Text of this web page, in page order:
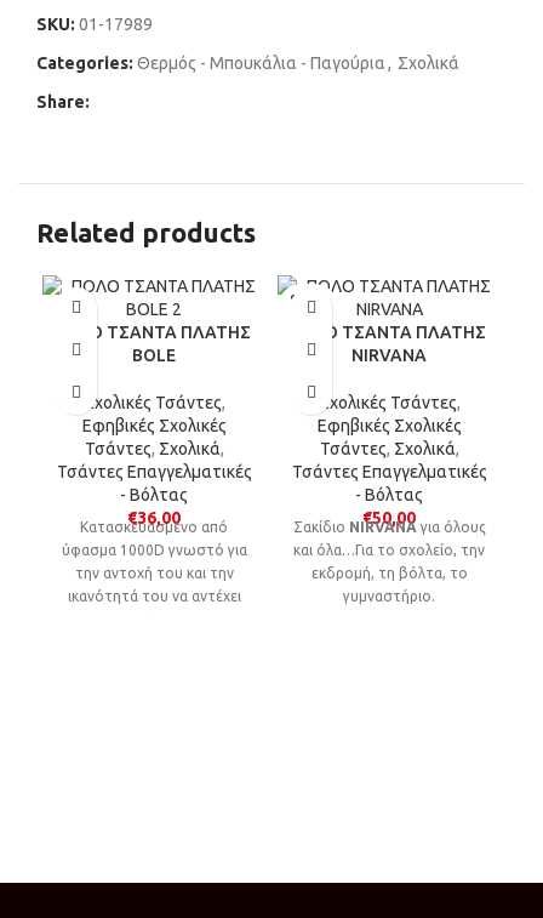
SKU: 01-17989
Categories: Θερμός - Μπουκάλια - Παγούρια, Σχολικά
Share:
Related products
POLO ΤΣΑΝΤΑ ΠΛΑΤΗΣ
BOLE
Σχολικές Τσάντες,
Εφηβικές Σχολικές
Τσάντες, Σχολικά,
Τσάντες Επαγγελματικές
- Βόλτας
€36,00
Kατασκευασμένο από
ύφασμα 1000D γνωστό για
την αντοχή του και την
ικανότητά του να αντέχει
SOLD
OUT
POLO ΤΣΑΝΤΑ ΠΛΑΤΗΣ
NIRVANA
Σχολικές Τσάντες,
Εφηβικές Σχολικές
Τσάντες, Σχολικά,
Τσάντες Επαγγελματικές
- Βόλτας
€50,00
Σακίδιο NIRVANA για όλους
και όλα…Για το σχολείο, την
εκδρομή, τη βόλτα, το
γυμναστήριο.